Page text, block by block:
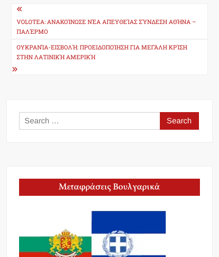
Post
navigation
VOLOTEA: ΑΝΑΚΟΊΝΩΣΕ ΝΈΑ ΑΠΕΥΘΕΊΑΣ ΣΎΝΔΕΣΗ ΑΘΉΝΑ –
ΠΑΛΈΡΜΟ
ΟΥΚΡΑΝΊΑ-ΕΙΣΒΟΛΉ: ΠΡΟΕΙΔΟΠΟΊΗΣΗ ΓΙΑ ΜΕΓΆΛΗ ΚΡΊΣΗ
ΣΤΗΝ ΛΑΤΙΝΙΚΉ ΑΜΕΡΙΚΉ
Search
for:
Μεταφράσεις Βουλγαρικά